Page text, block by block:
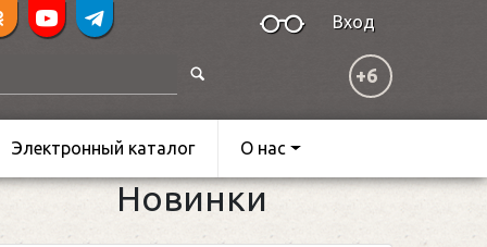
Вход
+6
Электронный каталог О нас
Новинки